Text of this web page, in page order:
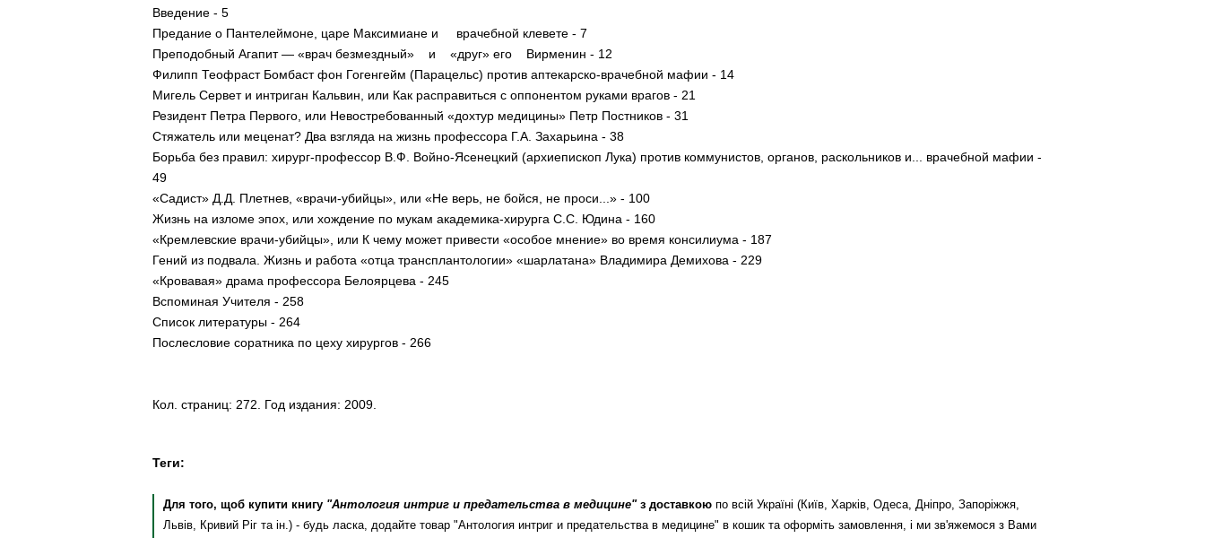
Введение - 5
Предание о Пантелеймоне, царе Максимиане и врачебной клевете - 7
Преподобный Агапит — «врач безмездный» и «друг» его Вирменин - 12
Филипп Теофраст Бомбаст фон Гогенгейм (Парацельс) против аптекарско-врачебной мафии - 14
Мигель Сервет и интриган Кальвин, или Как расправиться с оппонентом руками врагов - 21
Резидент Петра Первого, или Невостребованный «дохтур медицины» Петр Постников - 31
Стяжатель или меценат? Два взгляда на жизнь профессора Г.А. Захарьина - 38
Борьба без правил: хирург-профессор В.Ф. Войно-Ясенецкий (архиепископ Лука) против коммунистов, органов, раскольников и... врачебной мафии -
49
«Садист» Д.Д. Плетнев, «врачи-убийцы», или «Не верь, не бойся, не проси...» - 100
Жизнь на изломе эпох, или хождение по мукам академика-хирурга С.С. Юдина - 160
«Кремлевские врачи-убийцы», или К чему может привести «особое мнение» во время консилиума - 187
Гений из подвала. Жизнь и работа «отца трансплантологии» «шарлатана» Владимира Демихова - 229
«Кровавая» драма профессора Белоярцева - 245
Вспоминая Учителя - 258
Список литературы - 264
Послесловие соратника по цеху хирургов - 266
Кол. страниц: 272. Год издания: 2009.
Теги:
Для того, щоб купити книгу "Антология интриг и предательства в медицине"з доставкою по всій Україні (Київ, Харків, Одеса, Дніпро, Запоріжжя,
Львів, Кривий Ріг та ін.) - будь ласка, додайте товар "Антология интриг и предательства в медицине" в кошик та оформіть замовлення, і ми зв'яжемося з Вами